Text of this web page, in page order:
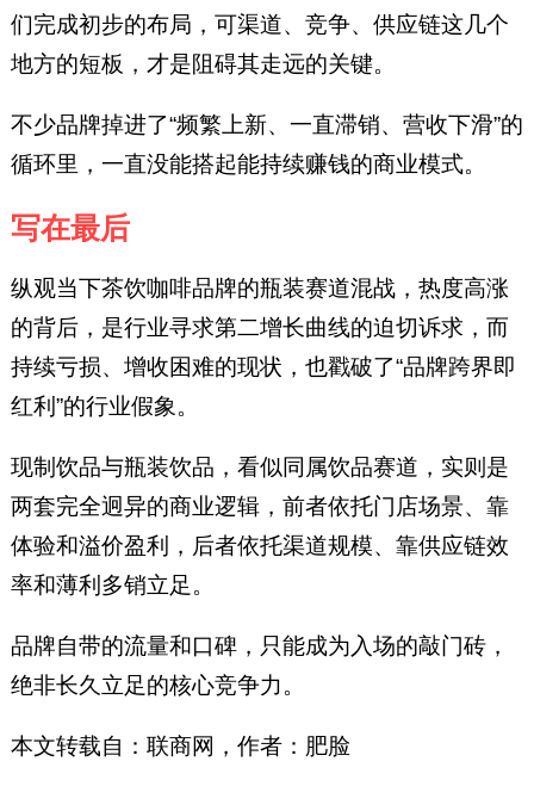
们完成初步的布局，可渠道、竞争、供应链这几个
地方的短板，才是阻碍其走远的关键。
不少品牌掉进了“频繁上新、一直滞销、营收下滑”的
循环里，一直没能搭起能持续赚钱的商业模式。
写在最后
纵观当下茶饮咖啡品牌的瓶装赛道混战，热度高涨
的背后，是行业寻求第二增长曲线的迫切诉求，而
持续亏损、增收困难的现状，也戳破了“品牌跨界即
红利”的行业假象。
现制饮品与瓶装饮品，看似同属饮品赛道，实则是
两套完全迥异的商业逻辑，前者依托门店场景、靠
体验和溢价盈利，后者依托渠道规模、靠供应链效
率和薄利多销立足。
品牌自带的流量和口碑，只能成为入场的敲门砖，
绝非长久立足的核心竞争力。
本文转载自：联商网，作者：肥脸